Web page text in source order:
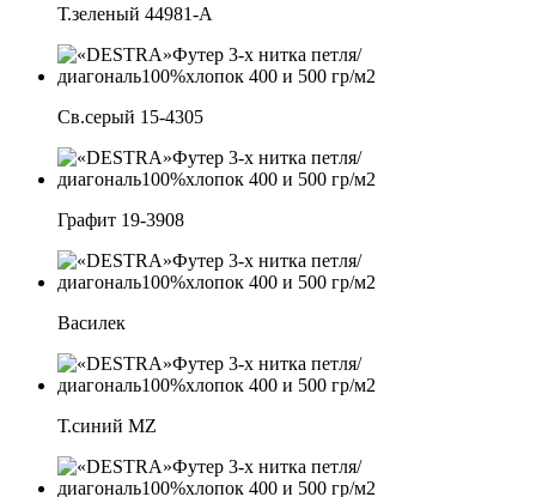
Т.зеленый 44981-А
Св.серый 15-4305
Графит 19-3908
Василек
Т.синий MZ